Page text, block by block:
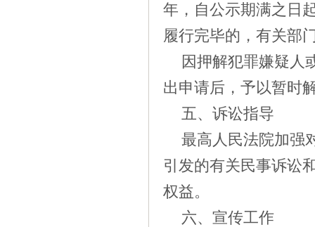
年，自公示期满之日
履行完毕的，有关部
因押解犯罪嫌疑人
出申请后，予以暂时
五、诉讼指导
最高人民法院加强
引发的有关民事诉讼
权益。
六、宣传工作